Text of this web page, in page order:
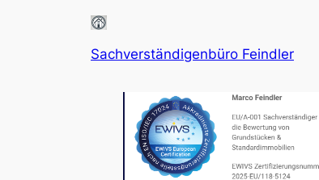
Sachverständigenbüro Feindler